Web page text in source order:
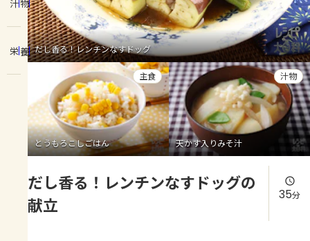
レシピ
トーク
よくあるお問い合わせ
お買い物
AJINOMOTO PARK とは
汁物
栄養 だし香る！レンチンなすドッグ
とうもろこしごはん
主食
天かす入りみそ汁
汁物
だし香る！レンチンなすドッグの
献立
35分